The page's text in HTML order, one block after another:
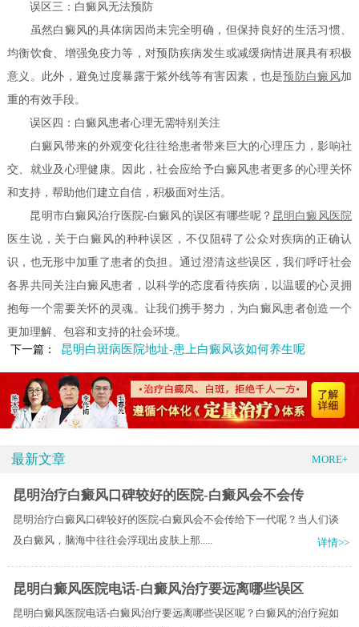
误区三：白癜风无法预防
虽然白癜风的具体病因尚未完全明确，但保持良好的生活习惯、
均衡饮食、增强免疫力等，对预防疾病发生或减缓病情进展具有积极
意义。此外，避免过度暴露于紫外线等有害因素，也是预防白癜风加
重的有效手段。
误区四：白癜风患者心理无需特别关注
白癜风带来的外观变化往往给患者带来巨大的心理压力，影响社
交、就业及心理健康。因此，社会应给予白癜风患者更多的心理关怀
和支持，帮助他们建立自信，积极面对生活。
昆明市白癜风治疗医院-白癜风的误区有哪些呢？ 昆明白癜风医院
医生说，关于白癜风的种种误区，不仅阻碍了公众对疾病的正确认
识，也无形中加重了患者的负担。通过澄清这些误区，我们呼吁社会
各界共同关注白癜风患者，以科学的态度看待疾病，以温暖的心灵拥
抱每一个需要关怀的灵魂。让我们携手努力，为白癜风患者创造一个
更加理解、包容和支持的社会环境。
下一篇：
昆明白斑病医院地址-患上白癜风该如何养生呢
最新文章 MORE+
昆明治疗白癜风口碑较好的医院-白癜风会不会传
昆明治疗白癜风口碑较好的医院-白癜风会不会传给下一代呢？当人们谈
及白癜风，脑海中往往会浮现出皮肤上那.....
详情>>
昆明白癜风医院电话-白癜风治疗要远离哪些误区
昆明白癜风医院电话-白癜风治疗要远离哪些误区呢？白癜风的治疗宛如